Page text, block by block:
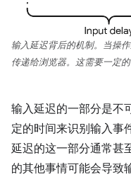
输入延迟背后的机制。当操
传递给浏览器。这需要一定
输入延迟的一部分是不
定的时间来识别输入事
延迟的这一部分通常甚
的其他事情可能会导致